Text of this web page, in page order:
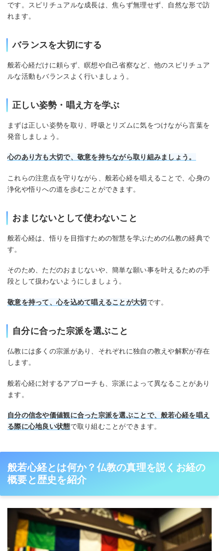
です。スピリチュアルな成長は、焦らず無理せず、自然な形で訪
れます。
バランスを大切にする
般若心経だけに頼らず、瞑想や自己省察など、他のスピリチュア
ルな活動もバランスよく行いましょう。
正しい姿勢・唱え方を学ぶ
まずは正しい姿勢を取り、呼吸とリズムに気をつけながら言葉を
発音しましょう。
心のあり方も大切で、敬意を持ちながら取り組みましょう。
これらの注意点を守りながら、般若心経を唱えることで、心身の
浄化や悟りへの道を歩むことができます。
おまじないとして使わないこと
般若心経は、悟りを目指すための智慧を学ぶための仏教の経典で
す。
そのため、ただのおまじないや、簡単な願い事を叶えるための手
段として扱わないようにしましょう。
敬意を持って、心を込めて唱えることが大切です。
自分に合った宗派を選ぶこと
仏教には多くの宗派があり、それぞれに独自の教えや解釈が存在
します。
般若心経に対するアプローチも、宗派によって異なることがあり
ます。
自分の信念や価値観に合った宗派を選ぶことで、般若心経を唱え
る際に心地良い状態で取り組むことができます。
般若心経とは何か？仏教の真理を説くお経の
概要と歴史を紹介